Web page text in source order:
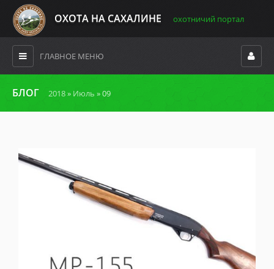
ОХОТА НА САХАЛИНЕ охотничий портал
ГЛАВНОЕ МЕНЮ
БЛОГ 2018» Июль »09